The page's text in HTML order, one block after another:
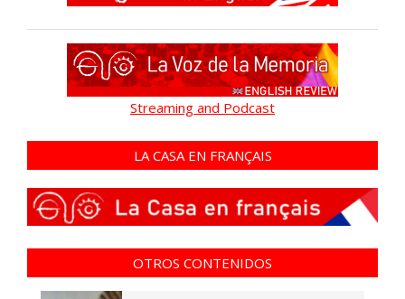
Streaming and Podcast
LA CASA EN FRANÇAIS
OTROS CONTENIDOS